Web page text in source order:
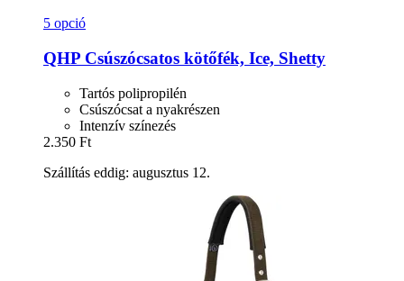
5 opció
QHP Csúszócsatos kötőfék, Ice, Shetty
Tartós polipropilén
Csúszócsat a nyakrészen
Intenzív színezés
2.350 Ft
Szállítás eddig: augusztus 12.